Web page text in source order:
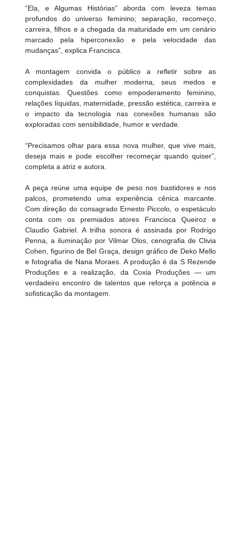
“Ela, e Algumas Histórias” aborda com leveza temas
profundos do universo feminino; separação, recomeço,
carreira, filhos e a chegada da maturidade em um cenário
marcado pela hiperconexão e pela velocidade das
mudanças”, explica Francisca.
A montagem convida o público a refletir sobre as
complexidades da mulher moderna, seus medos e
conquistas. Questões como empoderamento feminino,
relações líquidas, maternidade, pressão estética, carreira e
o impacto da tecnologia nas conexões humanas são
exploradas com sensibilidade, humor e verdade.
“Precisamos olhar para essa nova mulher, que vive mais,
deseja mais e pode escolher recomeçar quando quiser”,
completa a atriz e autora.
A peça reúne uma equipe de peso nos bastidores e nos
palcos, prometendo uma experiência cênica marcante.
Com direção do consagrado Ernesto Piccolo, o espetáculo
conta com os premiados atores Francisca Queiroz e
Claudio Gabriel. A trilha sonora é assinada por Rodrigo
Penna, a iluminação por Vilmar Olos, cenografia de Clivia
Cohen, figurino de Bel Graça, design gráfico de Deko Mello
e fotografia de Nana Moraes. A produção é da S Rezende
Produções e a realização, da Coxia Produções — um
verdadeiro encontro de talentos que reforça a potência e
sofisticação da montagem.